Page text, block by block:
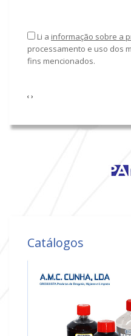
Li a informação sobre a
processamento e uso dos
fins mencionados.
‹ ›
Catálogos